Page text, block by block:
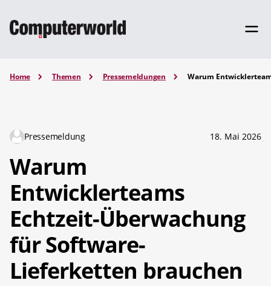
Home Themen Pressemeldungen Warum
Pressemeldung 18. Mai 2026
Warum
Entwicklerteams
Echtzeit-Überwachung
für Software-
Lieferketten brauchen